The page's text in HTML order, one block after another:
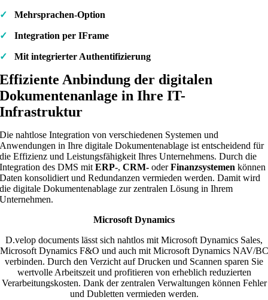
✓ Mehrsprachen-Option
✓ Integration per IFrame
✓ Mit integrierter Authentifizierung
Effiziente Anbindung der digitalen
Dokumentenanlage in Ihre IT-
Infrastruktur
Die nahtlose Integration von verschiedenen Systemen und
Anwendungen in Ihre digitale Dokumentenablage ist entscheidend für
die Effizienz und Leistungsfähigkeit Ihres Unternehmens. Durch die
Integration des DMS mitERP-,CRM- oderFinanzsystemen können
Daten konsolidiert und Redundanzen vermieden werden. Damit wird
die digitale Dokumentenablage zur zentralen Lösung in Ihrem
Unternehmen.
Microsoft Dynamics
D.velop documents lässt sich nahtlos mit Microsoft Dynamics Sales,
Microsoft Dynamics F&O und auch mit Microsoft Dynamics NAV/BC
verbinden. Durch den Verzicht auf Drucken und Scannen sparen Sie
wertvolle Arbeitszeit und profitieren von erheblich reduzierten
Verarbeitungskosten. Dank der zentralen Verwaltungen können Fehler
und Dubletten vermieden werden.